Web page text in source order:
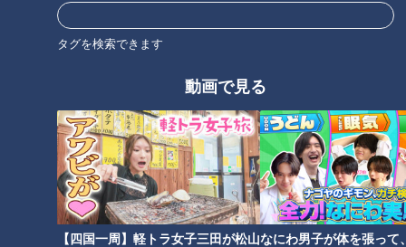
タグを検索できます
動画で見る
【四国一周】軽トラ女子三田が松山なにわ男子が体を張って
5 火を止めて西京みそ、豆乳50mlを加えてブレンダーでなめ
らかに攪拌し、濃度を調節しながら残りの豆乳を加える。塩、
こしょうで味をととのえる。
6 5を煮立つ直前まで温めて器に盛り、2を添える。
CBCテレビ「キユーピー３分クッキング」 2026年5月16日 放